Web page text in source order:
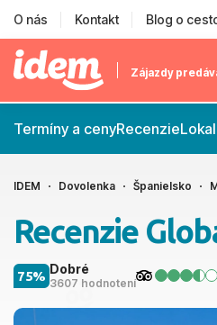
O nás Kontakt Blog o
Zájazdy
Termíny a cenyRecenzie
IDEM Dovolenka Španielsko
Recenzie
Dobré
3607 hodnotení
75%